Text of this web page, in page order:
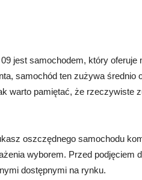
jest samochodem, który
samochód ten zużywa średnio
warto pamiętać, że rzeczywiste
oszczędnego samochodu
wyborem. Przed podjęciem
dostępnymi na rynku.